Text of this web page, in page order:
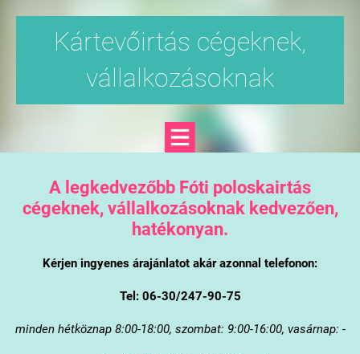
Kártevőirtás cégeknek,
vállalkozásoknak
A legkedvezőbb Fóti poloskairtás
cégeknek, vállalkozásoknak kedvezően,
hatékonyan.
Kérjen ingyenes árajánlatot akár azonnal telefonon:
Tel: 06-30/247-90-75
minden hétköznap 8:00-18:00, szombat: 9:00-16:00, vasárnap: -